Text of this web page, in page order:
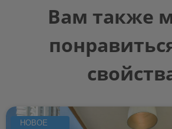
Вам также
НОВОЕ